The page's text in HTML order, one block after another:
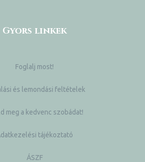
Gyors linkek
Foglalj most!
és lemondási feltételek
meg a kedvenc szobádat!
tájékoztató
ÁSZF